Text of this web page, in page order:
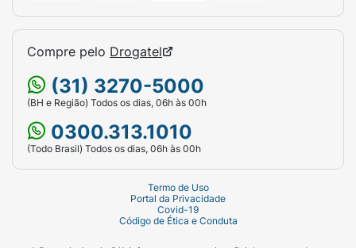
Compre pelo Drogatel
(31) 3270-5000
(BH e Região) Todos os dias, 06h às 00h
0300.313.1010
(Todo Brasil) Todos os dias, 06h às 00h
Termo de Uso
Portal da Privacidade
Covid-19
Código de Ética e Conduta